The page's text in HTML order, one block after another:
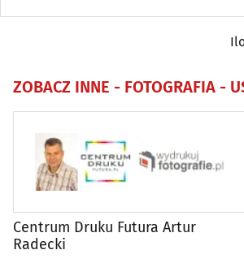
Biura matrymonialne(0)
Dezynfekcja, dezynsekcja, deratyzacja
Elektromechanika
ZOBACZ INNE - FOTOGRAFIA -
Centrum Druku Futura Artur
Radecki